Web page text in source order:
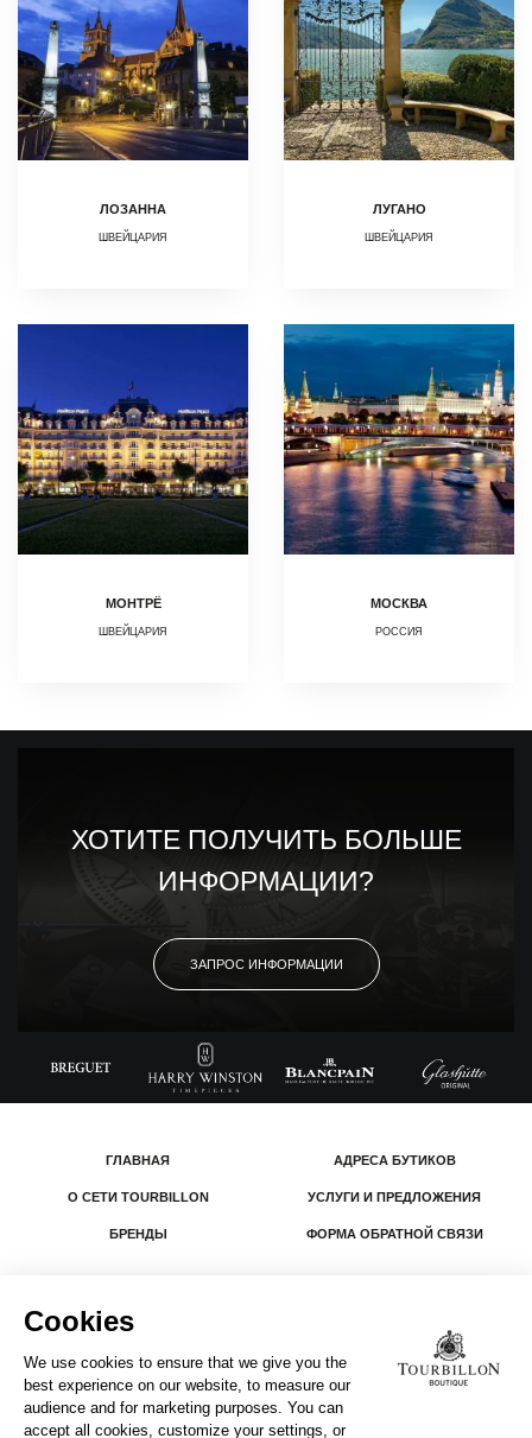
ЛОЗАННА
ШВЕЙЦАРИЯ
ЛУГАНО
ШВЕЙЦАРИЯ
МОНТРЁ
ШВЕЙЦАРИЯ
МОСКВА
РОССИЯ
ХОТИТЕ ПОЛУЧИТЬ БОЛЬШЕ
ИНФОРМАЦИИ?
ЗАПРОС ИНФОРМАЦИИ
ГЛАВНАЯ
О СЕТИ TOURBILLON
БРЕНДЫ
АДРЕСА БУТИКОВ
УСЛУГИ И ПРЕДЛОЖЕНИЯ
ФОРМА ОБРАТНОЙ СВЯЗИ
Все права защищены.